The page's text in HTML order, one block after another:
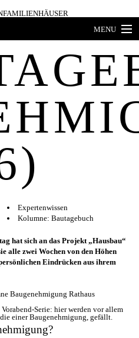
MENU
Expertenwissen
Kolumne: Bautagebuch
hat sich an das Projekt „Hausbau“
alle zwei Wochen von den Höhen
Eindrücken aus ihrem
Serie: hier werden vor allem
einer Baugenehmigung, gefällt.